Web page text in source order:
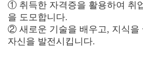
① 취득한 자격증을 활용하여 취
을 도모합니다.
② 새로운 기술을 배우고, 지식을
자신을 발전시킵니다.